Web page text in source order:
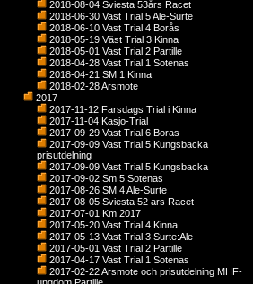
2018-08-04 Sviesta 53års Racet
2018-06-30 Vast Trial 5 Ale-Surte
2018-06-10 Vast Trial 4 Borås
2018-05-19 Väst Trial 3 Kinna
2018-05-01 Vast Trial 2 Partille
2018-04-28 Vast Trial 1 Sotenas
2018-04-21 SM 1 Kinna
2018-02-28 Arsmote
2017
2017-11-12 Farsdags Trial i Kinna
2017-11-04 Kasjo-Trial
2017-09-29 Vast Trial 6 Boras
2017-09-09 Vast Trial 5 Kungsbacka
prisutdelning
2017-09-09 Vast Trial 5 Kungsbacka
2017-09-02 Sm 5 Sotenas
2017-08-26 SM 4 Ale-Surte
2017-08-05 Sviesta 52 ars Racet
2017-07-01 Km 2017
2017-05-20 Vast Trial 4 Kinna
2017-05-13 Vast Trial 3 Surte:Ale
2017-05-01 Vast Trial 2 Partille
2017-04-17 Vast Trial 1 Sotenas
2017-02-22 Arsmote och prisutdelning MHF-